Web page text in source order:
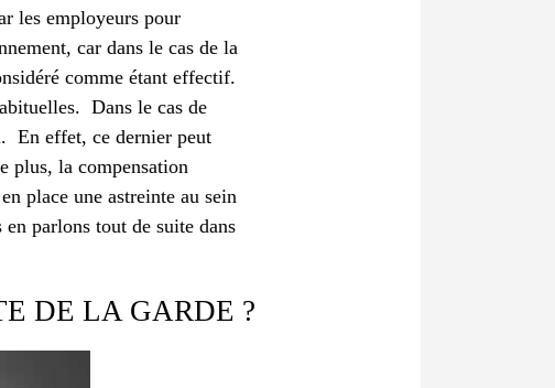
les employeurs pour
car dans le cas de la
comme étant effectif.
Dans le cas de
En effet, ce dernier peut
plus, la compensation
place une astreinte au sein
en parlons tout de suite dans
DE LA GARDE ?